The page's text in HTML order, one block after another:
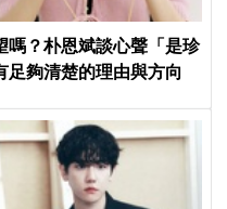
嗎？朴恩斌談心聲「是珍
足夠清楚的理由與方向